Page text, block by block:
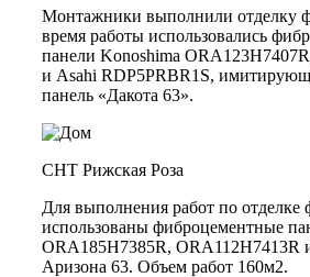
Монтажники выполнили отделку
время работы использовались
панели Konoshima
и Asahi RDP5PRBR1S,
панель «Дакота 63».
СНТ Рижская Роза
Для выполнения работ по отделке
использованы фиброцементные
ORA185H7385R, ORA112H7413R
Аризона 63. Объем работ 160м2.